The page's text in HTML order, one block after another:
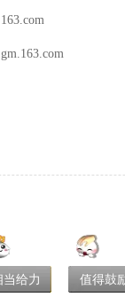
当给力 值得鼓